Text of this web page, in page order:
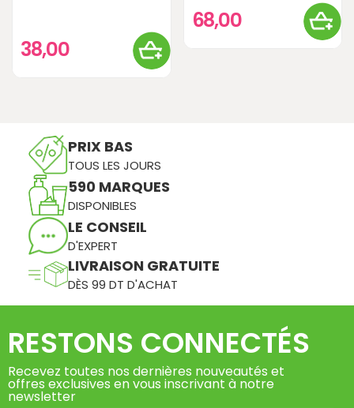
38,00
68,00
PRIX BAS
TOUS LES JOURS
590 MARQUES
DISPONIBLES
LE CONSEIL
D'EXPERT
LIVRAISON GRATUITE
DÈS 99 DT D'ACHAT
RESTONS CONNECTÉS
Recevez toutes nos dernières nouveautés et
offres exclusives en vous inscrivant à notre
newsletter